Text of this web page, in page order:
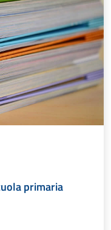
primaria